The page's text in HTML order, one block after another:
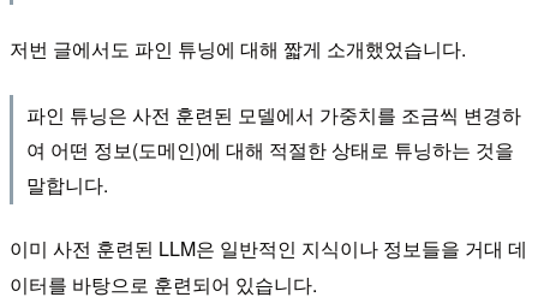
저번 글에서도 파인 튜닝에 대해 짧게 소개했었습니다.
파인 튜닝은 사전 훈련된 모델에서 가중치를 조금씩 변경하
여 어떤 정보(도메인)에 대해 적절한 상태로 튜닝하는 것을
말합니다.
이미 사전 훈련된 LLM은 일반적인 지식이나 정보들을 거대 데
이터를 바탕으로 훈련되어 있습니다.